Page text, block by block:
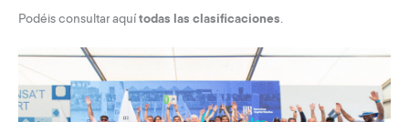
Podéis consultaraquí todas las clasificaciones.